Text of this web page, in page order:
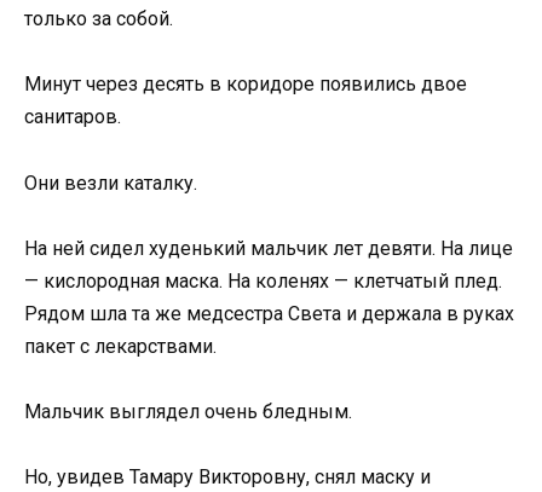
только за собой.
Минут через десять в коридоре появились двое
санитаров.
Они везли каталку.
На ней сидел худенький мальчик лет девяти. На лице
— кислородная маска. На коленях — клетчатый плед.
Рядом шла та же медсестра Света и держала в руках
пакет с лекарствами.
Мальчик выглядел очень бледным.
Но, увидев Тамару Викторовну, снял маску и